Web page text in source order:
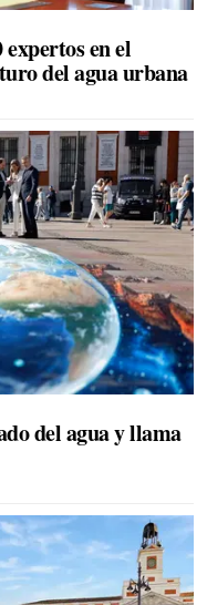
en el
del agua urbana
del agua y llama